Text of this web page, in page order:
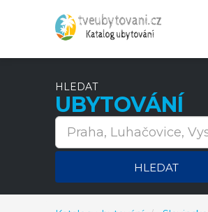
HLEDAT
UBYTOVÁNÍ
HLEDAT